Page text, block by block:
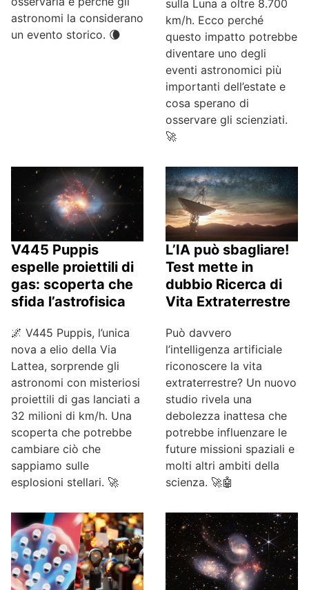
astronomi la considerano
un evento storico. 🌘
sulla Luna a oltre 8.700
km/h. Ecco perché
questo impatto potrebbe
diventare uno degli
eventi astronomici più
importanti dell’estate e
cosa sperano di
osservare gli scienziati.
🚀
V445 Puppis
espelle proiettili di
gas: scoperta che
sfida l’astrofisica
🌌 V445 Puppis, l’unica
nova a elio della Via
Lattea, sorprende gli
astronomi con misteriosi
proiettili di gas lanciati a
32 milioni di km/h. Una
scoperta che potrebbe
cambiare ciò che
sappiamo sulle
esplosioni stellari. 🚀
L’IA può sbagliare!
Test mette in
dubbio Ricerca di
Vita Extraterrestre
Può davvero
l’intelligenza artificiale
riconoscere la vita
extraterrestre? Un nuovo
studio rivela una
debolezza inattesa che
potrebbe influenzare le
future missioni spaziali e
molti altri ambiti della
scienza. 🚀🤖